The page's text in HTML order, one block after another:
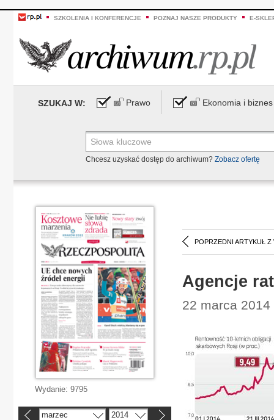
SZKOLENIA I KONFERENCJE POZNAJ NASZE PRODUKTY E-
SZUKAJ W: Prawo Ekonomia i biznes
Chcesz uzyskać dostęp do archiwum? Zobacz ofertę
POPRZEDNI ARTYKUŁ Z
Agencje
22 marca 2014
Wydanie: 9795
marzec 2014